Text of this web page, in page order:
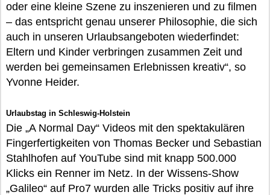
oder eine kleine Szene zu inszenieren und zu filmen
– das entspricht genau unserer Philosophie, die sich
auch in unseren Urlaubsangeboten wiederfindet:
Eltern und Kinder verbringen zusammen Zeit und
werden bei gemeinsamen Erlebnissen kreativ“, so
Yvonne Heider.
Urlaubstag in Schleswig-Holstein
Die „A Normal Day“ Videos mit den spektakulären
Fingerfertigkeiten von Thomas Becker und Sebastian
Stahlhofen auf YouTube sind mit knapp 500.000
Klicks ein Renner im Netz. In der Wissens-Show
„Galileo“ auf Pro7 wurden alle Tricks positiv auf ihre